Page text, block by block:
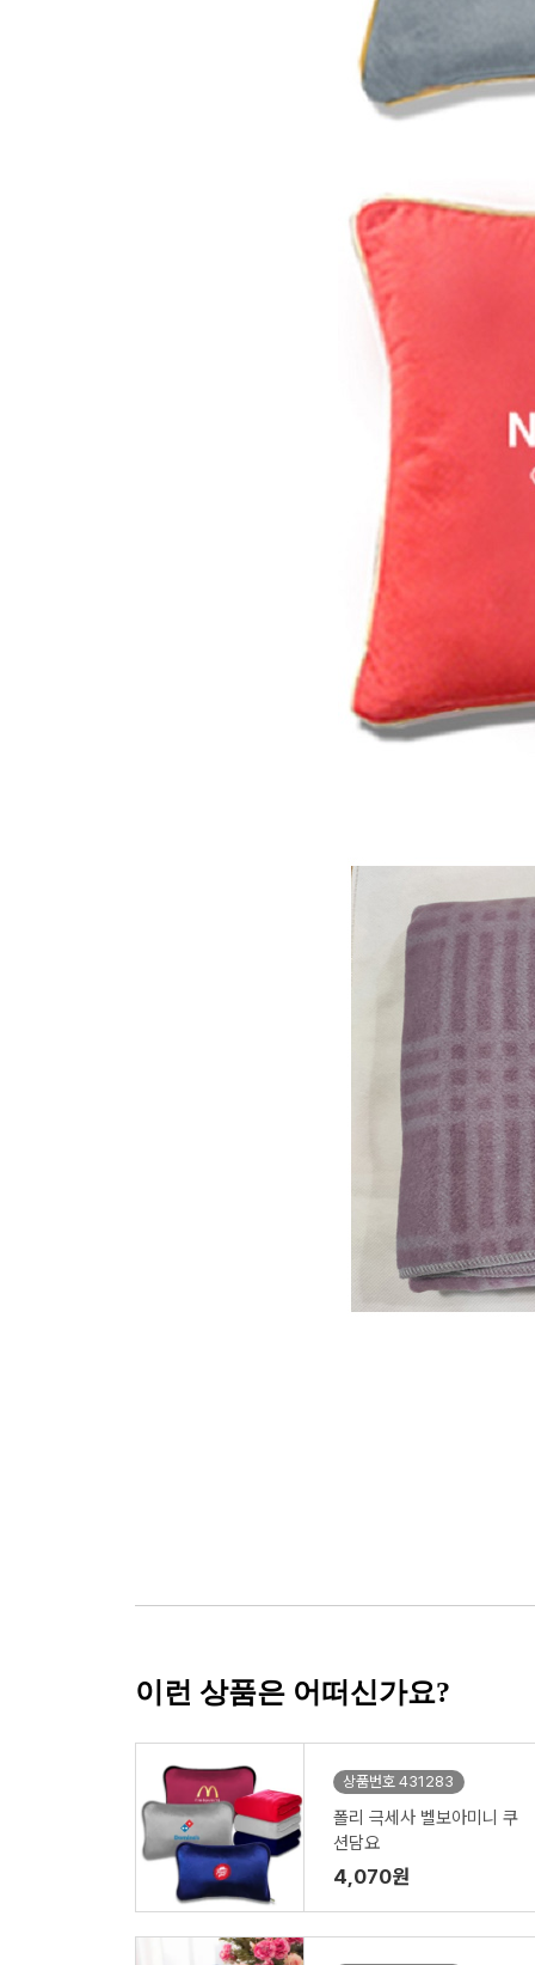
이런 상품은 어떠신가요?
상품번호 431283
폴리 극세사 벨보아미니 쿠
션담요
4,070원